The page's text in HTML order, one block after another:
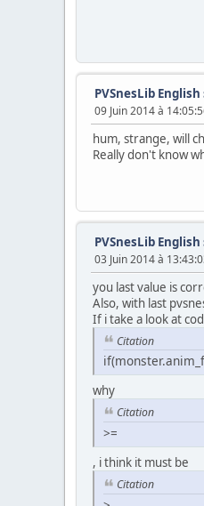
PVSnesLib
09 Juin 2014 à
hum, strange, will
Really don't know
PVSnesLib
03 Juin 2014 à
you last value is
Also, with last
If i take a look at
Citation
why
Citation
>=
, i think it must be
Citation